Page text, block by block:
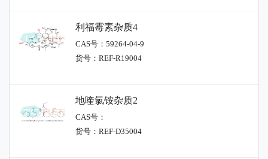
利福霉素杂质4
CAS号：59264-04-9
货号：REF-R19004
地喹氯铵杂质2
CAS号：
货号：REF-D35004